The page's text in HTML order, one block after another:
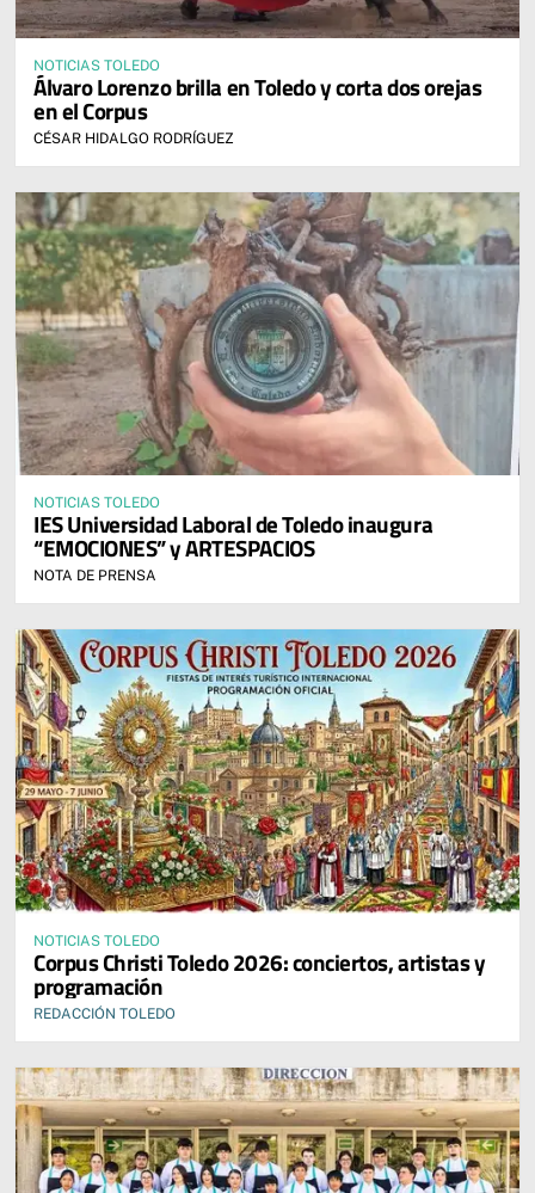
NOTICIAS TOLEDO
Álvaro Lorenzo brilla en Toledo y corta dos orejas
en el Corpus
CÉSAR HIDALGO RODRÍGUEZ
NOTICIAS TOLEDO
IES Universidad Laboral de Toledo inaugura
“EMOCIONES” y ARTESPACIOS
NOTA DE PRENSA
NOTICIAS TOLEDO
Corpus Christi Toledo 2026: conciertos, artistas y
programación
REDACCIÓN TOLEDO